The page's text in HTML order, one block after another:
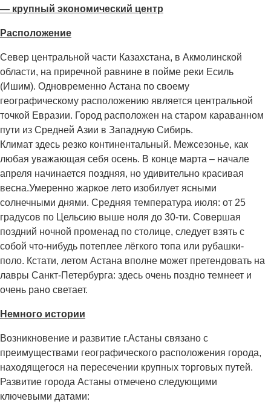
— крупный экономический центр
Расположение
Север центральной части Казахстана, в Акмолинской
области, на приречной равнине в пойме реки Есиль
(Ишим). Одновременно Астана по своему
географическому расположению является центральной
точкой Евразии. Город расположен на старом караванном
пути из Средней Азии в Западную Сибирь.
Климат здесь резко континентальный. Межсезонье, как
любая уважающая себя осень. В конце марта – начале
апреля начинается поздняя, но удивительно красивая
весна.Умеренно жаркое лето изобилует ясными
солнечными днями. Средняя температура июля: от 25
градусов по Цельсию выше ноля до 30-ти. Совершая
поздний ночной променад по столице, следует взять с
собой что-нибудь потеплее лёгкого топа или рубашки-
поло. Кстати, летом Астана вполне может претендовать на
лавры Санкт-Петербурга: здесь очень поздно темнеет и
очень рано светает.
Немного истории
Возникновение и развитие г.Астаны связано с
преимуществами географического расположения города,
находящегося на пересечении крупных торговых путей.
Развитие города Астаны отмечено следующими
ключевыми датами: